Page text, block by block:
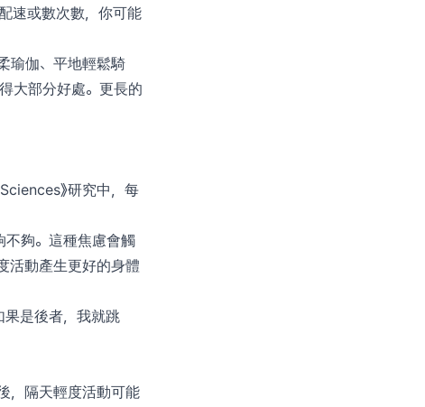
速或數次數，你可能
瑜伽、平地輕鬆騎
大部分好處。更長的
》研究中，每
不夠。這種焦慮會觸
活動產生更好的身體
果是後者，我就跳
，隔天輕度活動可能